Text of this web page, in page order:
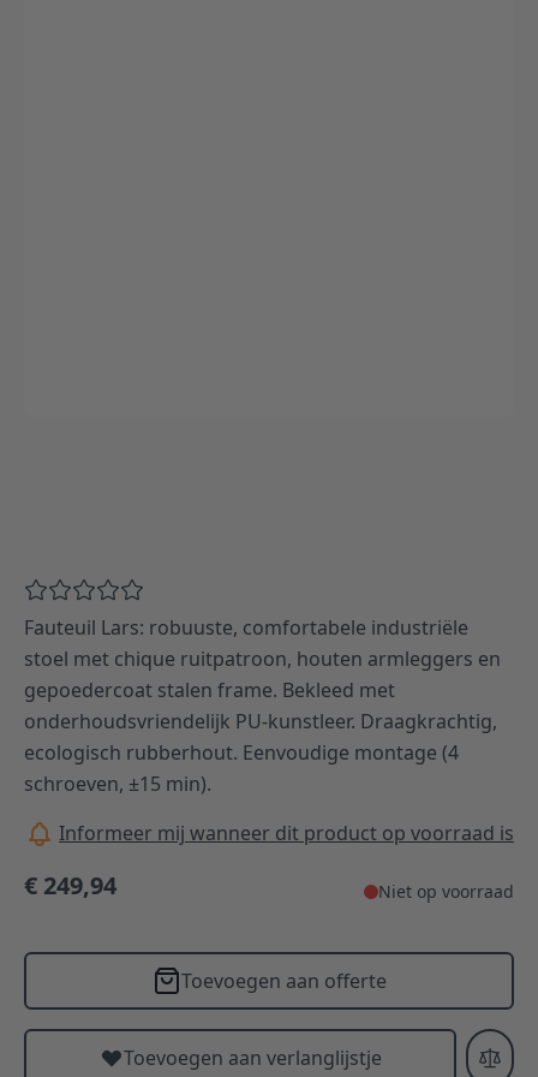
Fauteuil Lars: robuuste, comfortabele industriële
stoel met chique ruitpatroon, houten armleggers en
gepoedercoat stalen frame. Bekleed met
onderhoudsvriendelijk PU-kunstleer. Draagkrachtig,
ecologisch rubberhout. Eenvoudige montage (4
schroeven, ±15 min).
Informeer mij wanneer dit product op voorraad is
€ 249,94 Niet op voorraad
Toevoegen aan offerte
Toevoegen aan verlanglijstje